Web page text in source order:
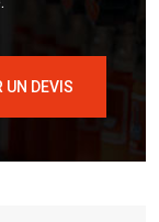
UN DEVIS